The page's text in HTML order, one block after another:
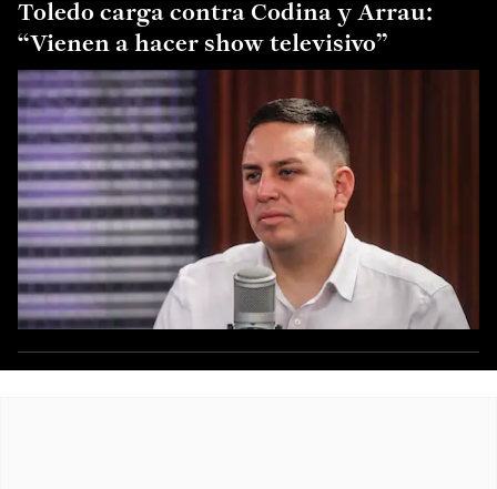
Toledo carga contra Codina y Arrau:
“Vienen a hacer show televisivo”